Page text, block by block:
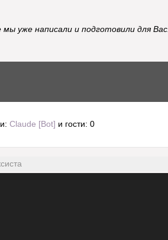
уже написали и подготовили для Вас.
Claude [Bot] и гости: 0